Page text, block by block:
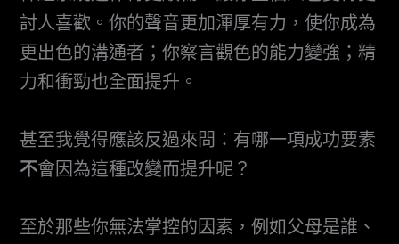
討人喜歡。你的聲音更加渾厚有力，使你成為
更出色的溝通者；你察言觀色的能力變強；精
力和衝勁也全面提升。
甚至我覺得應該反過來問：有哪一項成功要素
不會因為這種改變而提升呢？
至於那些你無法掌控的因素，例如父母是誰、